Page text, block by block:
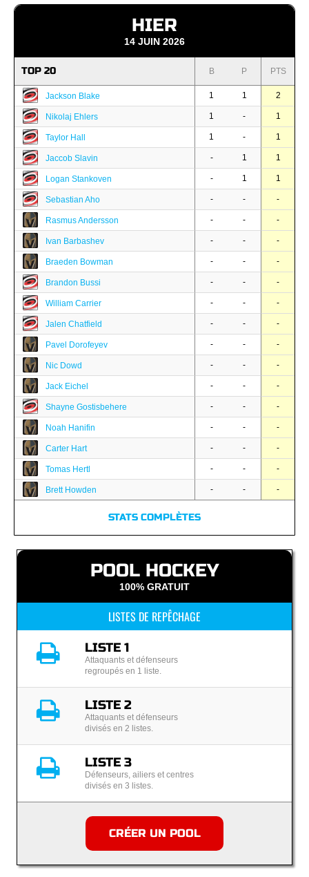
HIER
14 JUIN 2026
TOP 20 B P PTS
Jackson Blake 1 1 2
Nikolaj Ehlers 1 - 1
Taylor Hall 1 - 1
Jaccob Slavin - 1 1
Logan Stankoven - 1 1
Sebastian Aho - - -
Rasmus Andersson - - -
Ivan Barbashev - - -
Braeden Bowman - - -
Brandon Bussi - - -
William Carrier - - -
Jalen Chatfield - - -
Pavel Dorofeyev - - -
Nic Dowd - - -
Jack Eichel - - -
Shayne Gostisbehere - - -
Noah Hanifin - - -
Carter Hart - - -
Tomas Hertl - - -
Brett Howden - - -
STATS COMPLÈTES
POOL HOCKEY
100% GRATUIT
LISTES DE REPÊCHAGE
LISTE 1
Attaquants et défenseurs
regroupés en 1 liste.
LISTE 2
Attaquants et défenseurs
divisés en 2 listes.
LISTE 3
Défenseurs, ailiers et centres
divisés en 3 listes.
CRÉER UN POOL